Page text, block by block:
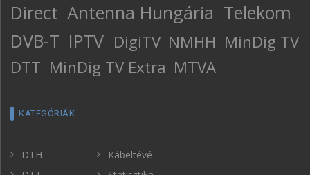
Direct Antenna Hungária Telekom
DVB-T IPTV DigiTV NMHH MinDig TV
DTT MinDig TV Extra MTVA
KATEGÓRIÁK
DTH
Kábeltévé